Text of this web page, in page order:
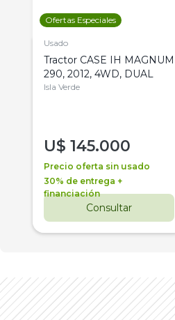
Ofertas Especiales
Usado
Tractor CASE IH MAGNUM
290, 2012, 4WD, DUAL
Isla Verde
U$ 145.000
Precio oferta sin usado
30% de entrega +
financiación
Consultar